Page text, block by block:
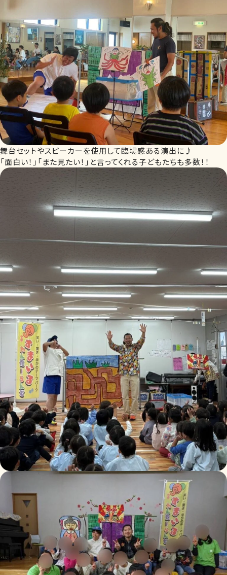
舞台セットやスピーカーを使用して臨場感ある演出に♪
「面白い！」「また見たい！」と言ってくれる子どもたちも多数！！